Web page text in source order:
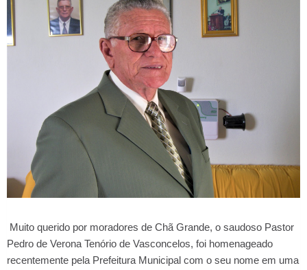
Muito querido por moradores de Chã Grande, o saudoso Pastor
Pedro de Verona Tenório de Vasconcelos, foi homenageado
recentemente pela Prefeitura Municipal com o seu nome em uma